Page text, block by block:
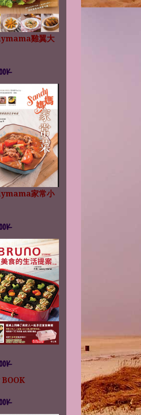
雞翼大
家常小